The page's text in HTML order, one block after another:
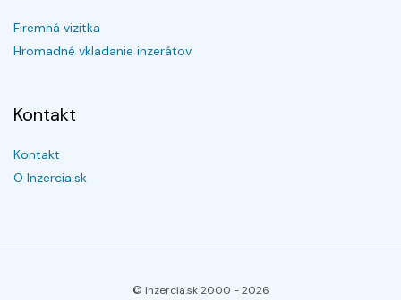
Firemná vizitka
Hromadné vkladanie inzerátov
Kontakt
Kontakt
O Inzercia.sk
© Inzercia.sk 2000 -2026